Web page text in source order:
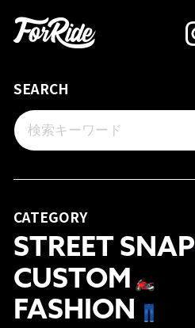
SEARCH
CATEGORY
STREET SNAP
CUSTOM 🏍
FASHION 👖